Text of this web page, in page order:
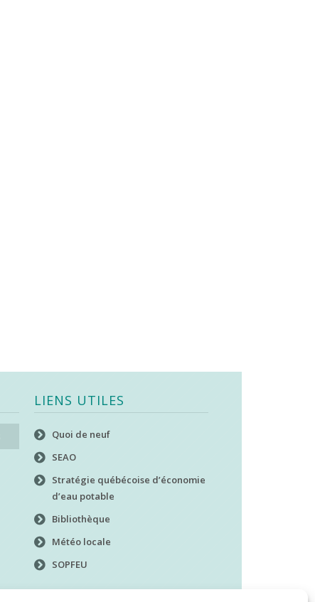
LIENS UTILES
Quoi de neuf
SEAO
Stratégie québécoise d’économie
d’eau potable
Bibliothèque
Météo locale
SOPFEU